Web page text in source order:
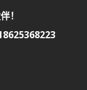
！